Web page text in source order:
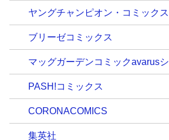
ヤングチャンピオン・コミックス
ブリーゼコミックス
マッグガーデンコミックavarus
PASH!コミックス
CORONACOMICS
集英社